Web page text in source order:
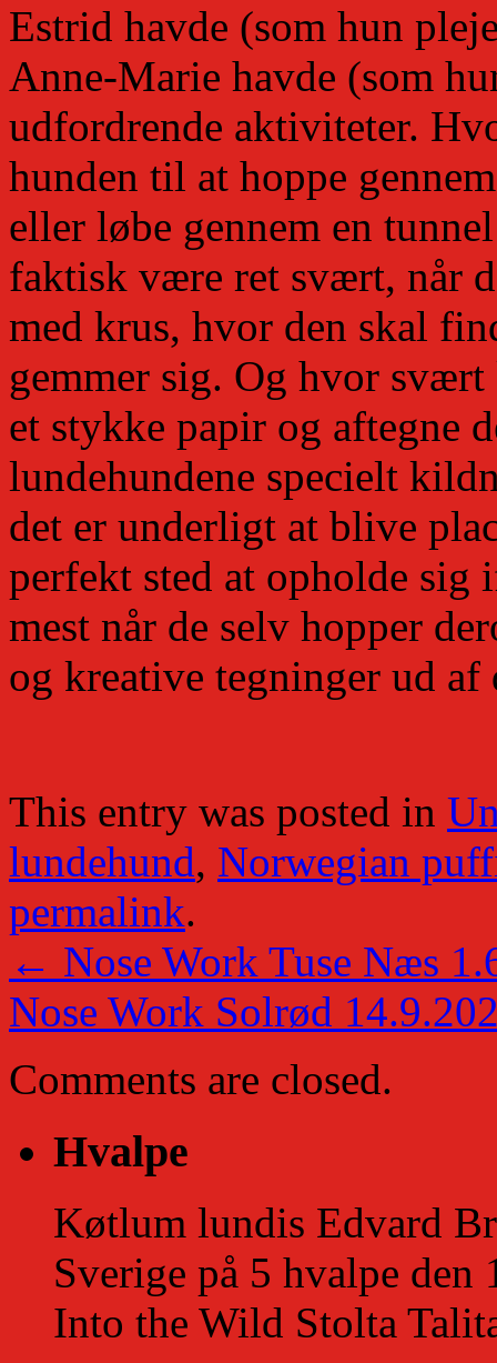
Estrid havde (som hun
Anne-Marie havde (som
udfordrende aktiviteter.
hunden til at hoppe
eller løbe gennem en
faktisk være ret svært, når
med krus, hvor den skal
gemmer sig. Og hvor
et stykke papir og aftegne
lundehundene specielt
det er underligt at blive
perfekt sted at opholde sig
mest når de selv hopper
og kreative tegninger ud af
This entry was posted in
lundehund, Norwegian
permalink.
← Nose Work Tuse Næs
Nose Work Solrød
Comments are closed.
Hvalpe
Køtlum lundis Edvard
Sverige på 5 hvalpe
Into the Wild Stolta